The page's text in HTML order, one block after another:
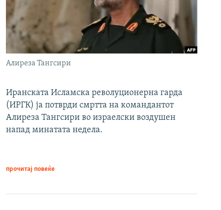
Алиреза Тангсири
Иранската Исламска револуционерна гарда
(ИРГК) ја потврди смртта на командантот
Алиреза Тангсири во израелски воздушен
напад минатата недела.
прочитај повеќе